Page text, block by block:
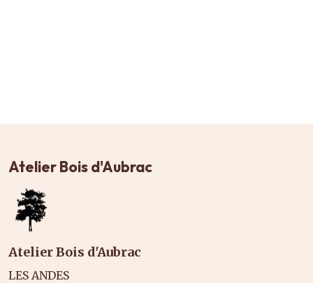
Atelier Bois d'Aubrac
Atelier Bois d'Aubrac
LES ANDES